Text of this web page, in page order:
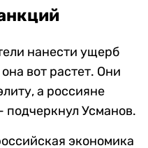
нанести ущерб
вот растет. Они
а россияне
подчеркнул Усманов.
экономика